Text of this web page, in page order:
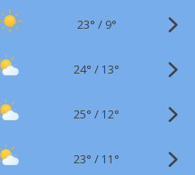
23° / 9°
24° / 13°
25° / 12°
23° / 11°